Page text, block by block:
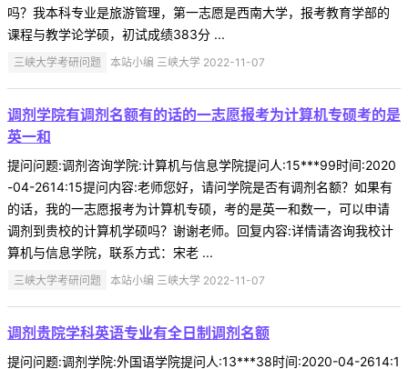
吗？我本科专业是旅游管理，第一志愿是西南大学，报考教育学部的
课程与教学论学硕，初试成绩383分 ...
三峡大学考研问题 本站小编 三峡大学 2022-11-07
调剂学院有调剂名额有的话的一志愿报考为计算机专硕考的是
英一和
提问问题:调剂咨询学院:计算机与信息学院提问人:15***99时间:2020
-04-2614:15提问内容:老师您好，请问学院是否有调剂名额？如果有
的话，我的一志愿报考为计算机专硕，考的是英一和数一，可以申请
调剂到贵校的计算机学硕吗？谢谢老师。回复内容:详情请咨询我校计
算机与信息学院，联系方式：宋老 ...
三峡大学考研问题 本站小编 三峡大学 2022-11-07
调剂贵院学科英语专业有全日制调剂名额
提问问题:调剂学院:外国语学院提问人:13***38时间:2020-04-2614:1